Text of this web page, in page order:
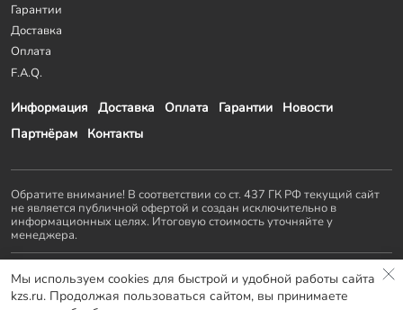
Информация Доставка Оплата Гарантии
Новости
Партнёрам
Контакты
Гарантии
Доставка
Оплата
F.A.Q.
Обратите внимание! В соответствии со ст. 437 ГК РФ текущий сайт
не является публичной офертой и создан исключительно в
информационных целях. Итоговую стоимость уточняйте у
менеджера.
Остальные проекты KZS GROUP
Домостроение
Заборы и ворота Септики
Террасы
Мы используем cookies для быстрой и удобной работы сайта
kzs.ru. Продолжая пользоваться сайтом, вы принимаете